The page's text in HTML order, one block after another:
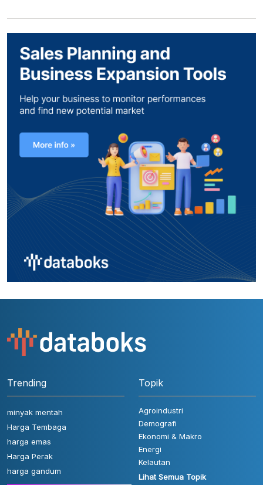
Trending
minyak mentah
Harga Tembaga
harga emas
Harga Perak
harga gandum
Topik
Agroindustri
Demografi
Ekonomi & Makro
Energi
Kelautan
Lihat Semua Topik